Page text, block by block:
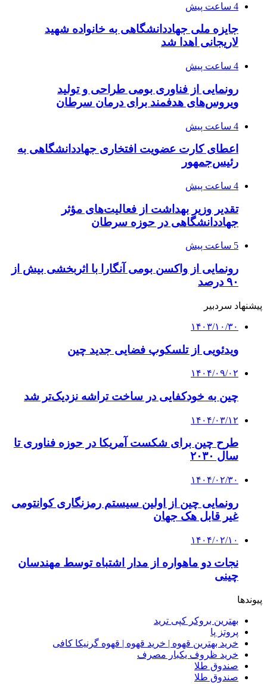
4 ساعت پیش
جایزه ملی جهاددانشگاهی به خانواده شهید
لاریجانی اهدا شد
4 ساعت پیش
رونمایی از فناوری بومی طراحی و تولید
ویروس‌های هدفمند برای درمان سرطان
4 ساعت پیش
اعطای کارت عضویت افتخاری جهاددانشگاهی به
رئیس‌جمهور
4 ساعت پیش
تقدیر وزیر بهداشت از فعالیت‌های مؤثر
جهاددانشگاهی در حوزه سرطان
5 ساعت پیش
رونمایی از واکسن بومی آنگارا با اثربخشی بیش از
۹۰ درصد
پیشنهاد سردبیر
۱۴۰۳/۱۰/۳۰
ویدئویی از تلسکوپ فضایی جدید چین
۱۴۰۴/۰۹/۰۲
چین به خودکفایی در ساخت تراشه نزدیک‌تر شد
۱۴۰۴/۰۳/۱۲
طرح چین برای شکست آمریکا در حوزه فناوری تا
سال ۲۰۳۰
۱۴۰۴/۰۲/۳۰
رونمایی چین از اولین سیستم رمزنگاری کوانتومی
غیر قابل هک جهان
۱۴۰۴/۰۲/۱۰
نجات دو ماهواره از مدار اشتباه توسط مهندسان
چینی
پیوندها
بهترین بروکر کپی ترید
پروتز پا
خرید بهترین قهوه | خرید قهوه | قهوه گرنیکا کافی
خرید ظروف یکبار مصرف
صندوق طلا
صندوق طلا